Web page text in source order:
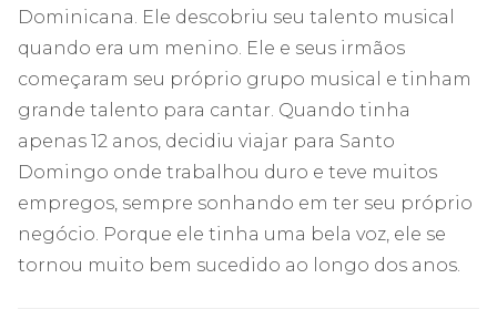
Dominicana. Ele descobriu seu talento musical
quando era um menino. Ele e seus irmãos
começaram seu próprio grupo musical e tinham
grande talento para cantar. Quando tinha
apenas 12 anos, decidiu viajar para Santo
Domingo onde trabalhou duro e teve muitos
empregos, sempre sonhando em ter seu próprio
negócio. Porque ele tinha uma bela voz, ele se
tornou muito bem sucedido ao longo dos anos.